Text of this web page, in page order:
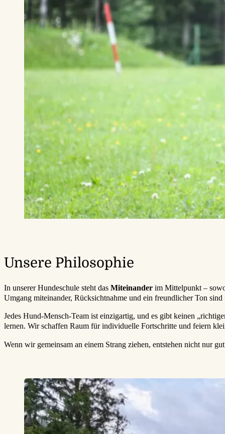
Unsere Philosophie
In unserer Hundeschule steht das Miteinander im Mittelpunkt –
Umgang miteinander, Rücksichtnahme und ein freundlicher Ton
Jedes Hund-Mensch-Team ist einzigartig, und es gibt keinen
lernen. Wir schaffen Raum für individuelle Fortschritte und feiern
Wenn wir gemeinsam an einem Strang ziehen, entstehen nicht nur